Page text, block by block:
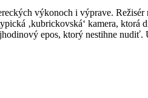
výkonoch i výprave. Režisér
‚kubrickovská‘ kamera, ktorá
epos, ktorý nestihne nudiť.